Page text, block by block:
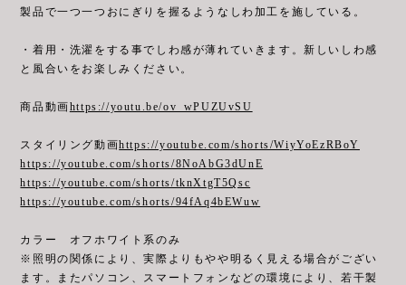
製品で一つ一つおにぎりを握るようなしわ加工を施している。
・着用・洗濯をする事でしわ感が薄れていきます。新しいしわ感
と風合いをお楽しみください。
商品動画https://youtu.be/ov_wPUZUvSU
スタイリング動画https://youtube.com/shorts/WiyYoEzRBoY
https://youtube.com/shorts/8NoAbG3dUnE
https://youtube.com/shorts/tknXtgT5Qsc
https://youtube.com/shorts/94fAq4bEWuw
カラー オフホワイト系のみ
※照明の関係により、実際よりもやや明るく見える場合がござい
ます。またパソコン、スマートフォンなどの環境により、若干製